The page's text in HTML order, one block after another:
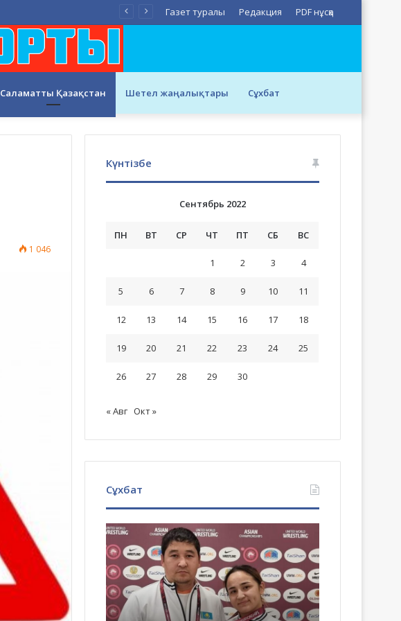
Газет туралы Редакция PDF нұсқа
Саламатты Қазақстан Шетел жаңалықтары Сұхбат
1 046
Күнтізбе
Сентябрь 2022
ПН ВТ СР ЧТ ПТ СБ ВС
1 2 3 4
5 6 7 8 9 10 11
12 13 14 15 16 17 18
19 20 21 22 23 24 25
26 27 28 29 30
« Авг Окт »
Сұхбат
Бекасыл
Сейітхан,
Амангелді
Сейітханның
ұлы:
Әкем
өзгелерді
көз
алдында
есімізді
жию